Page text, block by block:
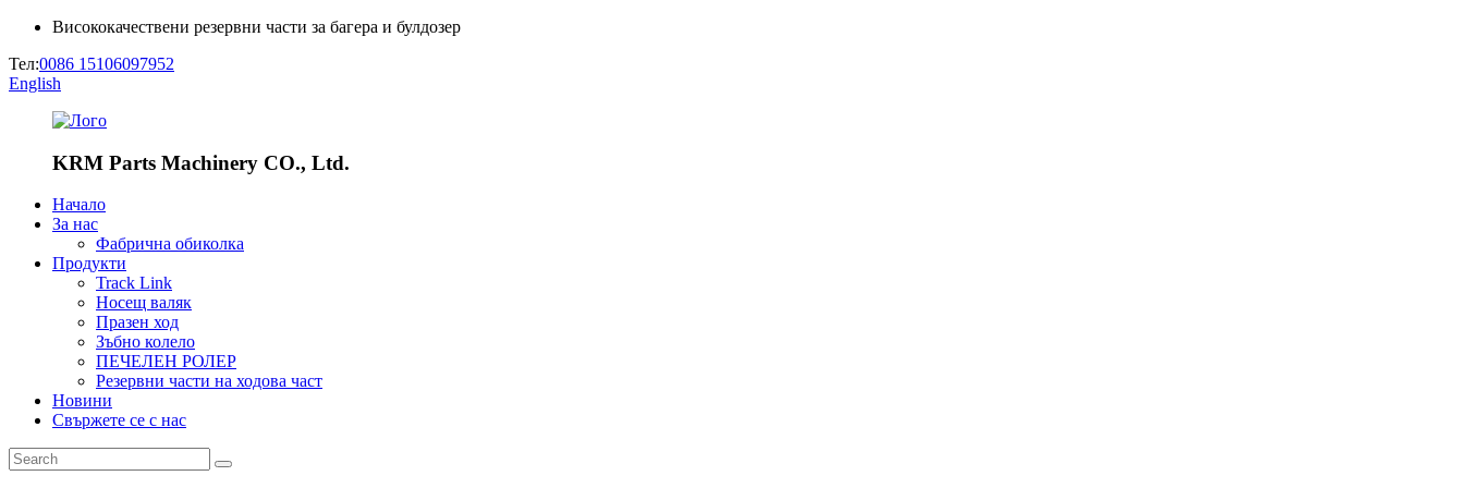
Висококачествени резервни части за багера и булдозер
Тел:0086 15106097952
English
KRM Parts Machinery CO., Ltd.
Начало
За нас
Фабрична обиколка
Продукти
Track Link
Носещ валяк
Празен ход
Зъбно колело
ПЕЧЕЛЕН РОЛЕР
Резервни части на ходова част
Новини
Свържете се с нас